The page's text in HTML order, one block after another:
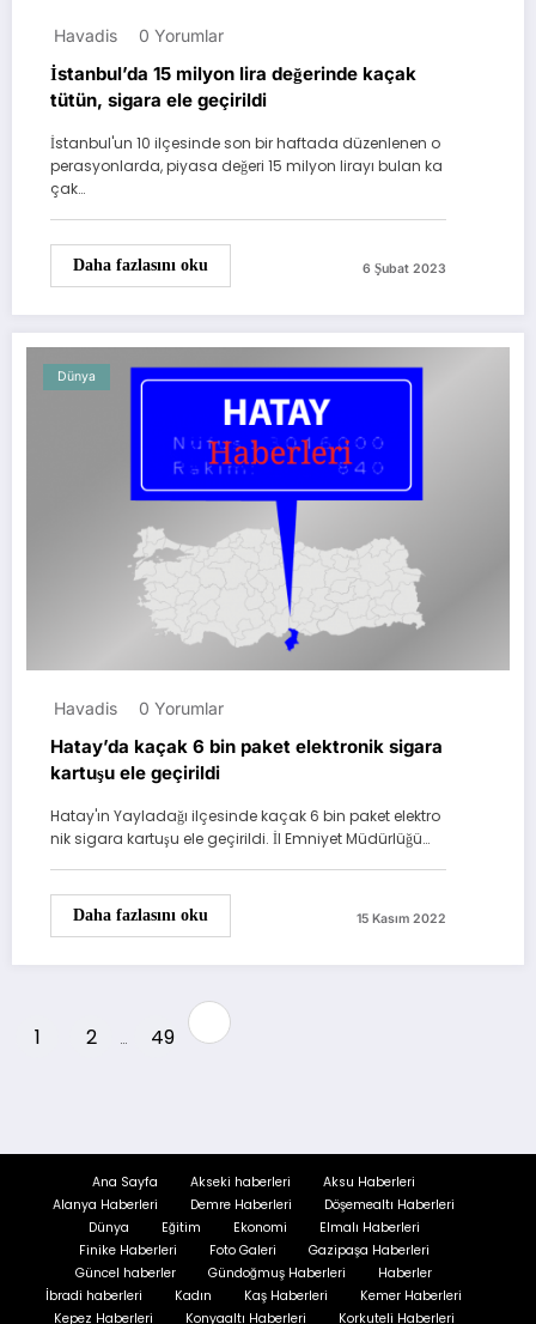
Havadis 0 Yorumlar
İstanbul’da 15 milyon lira değerinde kaçak
tütün, sigara ele geçirildi
İstanbul'un 10 ilçesinde son bir haftada düzenlenen o
perasyonlarda, piyasa değeri 15 milyon lirayı bulan ka
çak…
Daha fazlasını oku 6 Şubat 2023
Dünya
Havadis 0 Yorumlar
Hatay’da kaçak 6 bin paket elektronik sigara
kartuşu ele geçirildi
Hatay'ın Yayladağı ilçesinde kaçak 6 bin paket elektro
nik sigara kartuşu ele geçirildi. İl Emniyet Müdürlüğü…
Daha fazlasını oku 15 Kasım 2022
1 2 … 49
Ana Sayfa Akseki haberleri
Aksu Haberleri
Alanya Haberleri
Demre Haberleri
Döşemealtı Haberleri
Dünya
Eğitim Ekonomi
Elmalı Haberleri
Finike Haberleri
Foto Galeri
Gazipaşa Haberleri
Güncel haberler
Gündoğmuş Haberleri
Haberler
İbradi haberleri
Kadın Kaş Haberleri
Kemer Haberleri
Kepez Haberleri
Konyaaltı Haberleri Korkuteli Haberleri